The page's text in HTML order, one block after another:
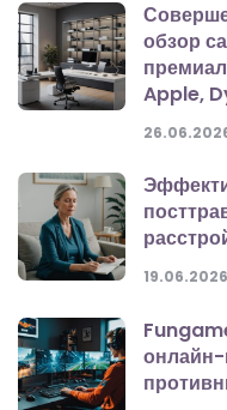
обзор
Apple,
19.06.2026